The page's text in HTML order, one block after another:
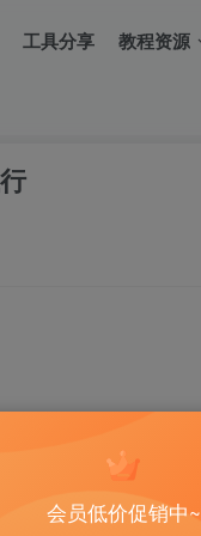
工具分享 教程资源
用root权限执行命令
会员低价促销中~